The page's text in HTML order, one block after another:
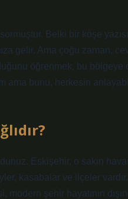
Belki bir köşe
gelir. Ama çoğu zaman,
öğrenmek, bu bölgeye
ama bunu, herkesin
Eskişehir, o sakin
kasabalar ve ilçeler
şehir hayatının